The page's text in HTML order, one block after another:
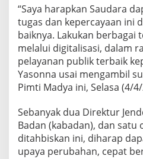
K
R
E
A
T
I
F
“Saya harapkan Saudara
tugas dan kepercayaan ini
baiknya. Lakukan berbagai
melalui digitalisasi, dalam
pelayanan publik terbaik
Yasonna usai mengambil
Pimti Madya ini, Selasa (4/
Sebanyak dua Direktur
Badan (kabadan), dan satu
ditahbiskan ini, diharap
upaya perubahan, cepat